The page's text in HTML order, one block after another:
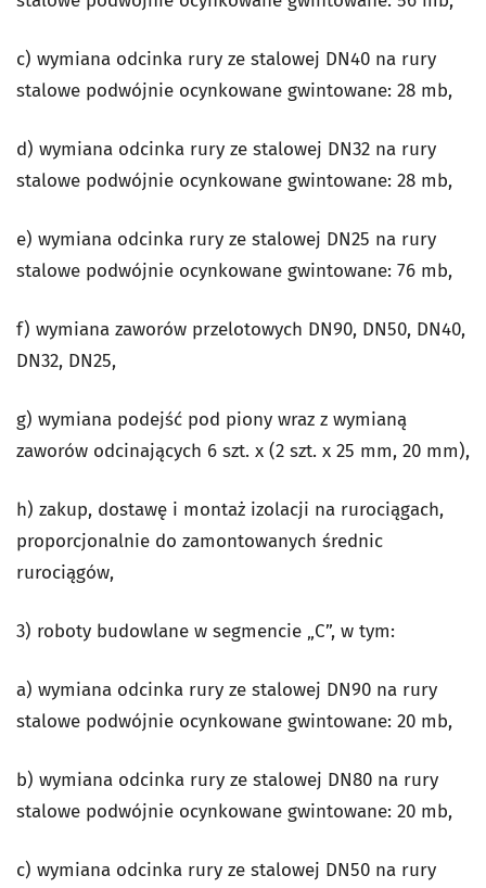
c) wymiana odcinka rury ze stalowej DN40 na rury
stalowe podwójnie ocynkowane gwintowane: 28 mb,
d) wymiana odcinka rury ze stalowej DN32 na rury
stalowe podwójnie ocynkowane gwintowane: 28 mb,
e) wymiana odcinka rury ze stalowej DN25 na rury
stalowe podwójnie ocynkowane gwintowane: 76 mb,
f) wymiana zaworów przelotowych DN90, DN50, DN40,
DN32, DN25,
g) wymiana podejść pod piony wraz z wymianą
zaworów odcinających 6 szt. x (2 szt. x 25 mm, 20 mm),
h) zakup, dostawę i montaż izolacji na rurociągach,
proporcjonalnie do zamontowanych średnic
rurociągów,
3) roboty budowlane w segmencie „C”, w tym:
a) wymiana odcinka rury ze stalowej DN90 na rury
stalowe podwójnie ocynkowane gwintowane: 20 mb,
b) wymiana odcinka rury ze stalowej DN80 na rury
stalowe podwójnie ocynkowane gwintowane: 20 mb,
c) wymiana odcinka rury ze stalowej DN50 na rury